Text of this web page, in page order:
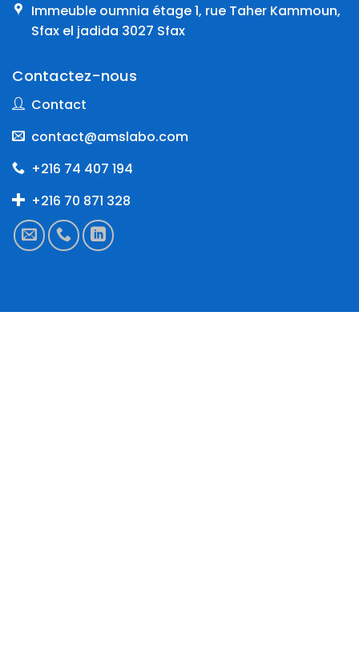
Immeuble oumnia étage 1, rue Taher Kammoun,
Sfax el jadida 3027 Sfax
Contactez-nous
Contact
contact@amslabo.com
+216 74 407 194
+216 70 871 328